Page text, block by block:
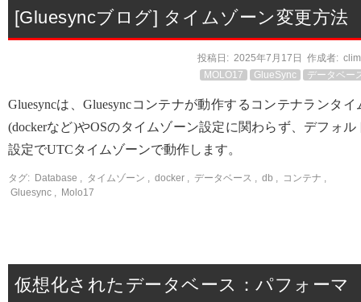
[Gluesyncブログ] タイムゾーン変更方法
投稿日: 2025年7月17日 作成者:
MOLO17
GlueSync データベー
Gluesyncは、Gluesyncコンテナが動作するコンテナランタイ
(dockerなど)やOSのタイムゾーン設定に関わらず、デフォル
設定でUTCタイムゾーンで動作します。
タグ: Database , タイムゾーン , docker , データベース , db , コンテナ ,
Gluesync , Molo17
仮想化されたデータベース：パフォーマ